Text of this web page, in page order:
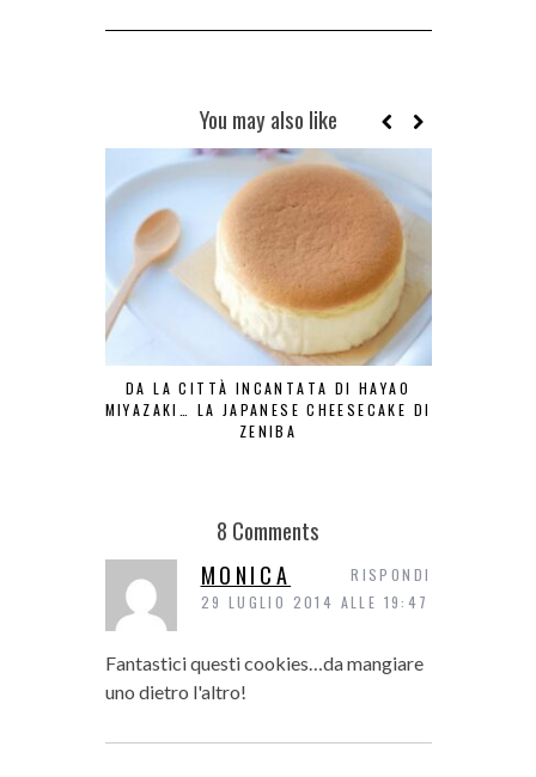
You may also like
DA LA CITTÀ INCANTATA DI HAYAO
MIYAZAKI… LA JAPANESE CHEESECAKE DI
ZENIBA
8 Comments
MONICA
29 LUGLIO 2014 ALLE 19:47
Fantastici questi cookies…da mangiare
uno dietro l'altro!
RISPONDI